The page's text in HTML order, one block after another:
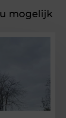
mogelijk